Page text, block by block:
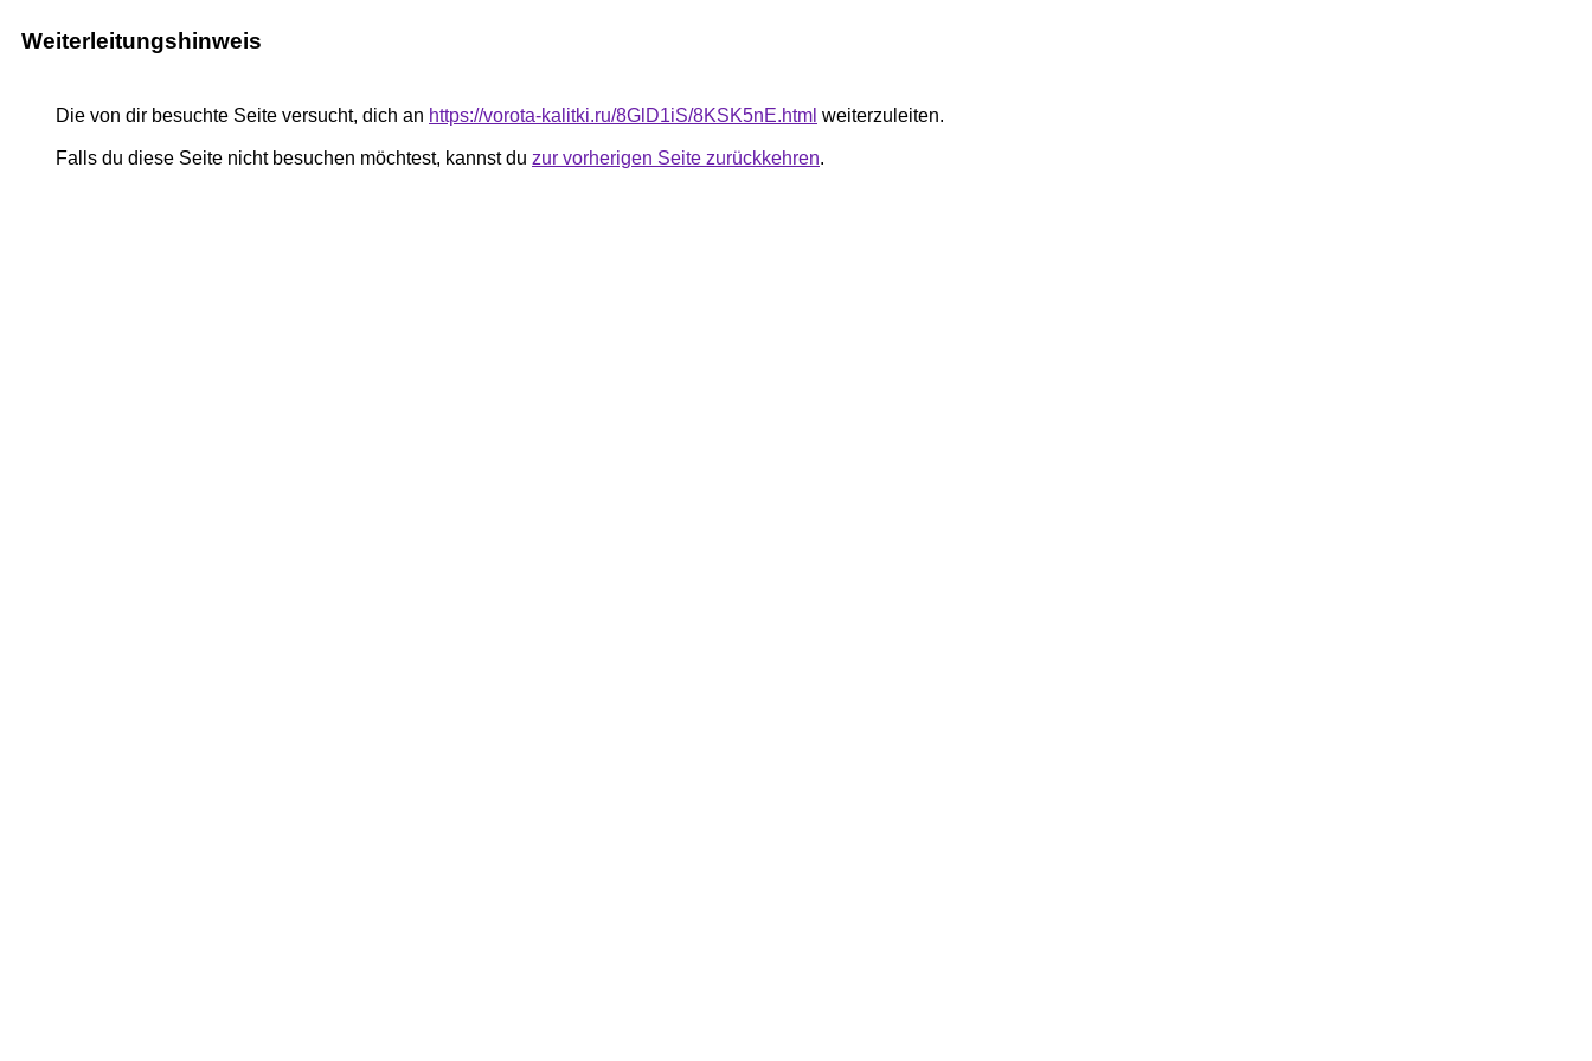
Weiterleitungshinweis
Die von dir besuchte Seite versucht, dich an https://vorota-kalitki.ru/8GlD1iS/8KSK5nE.html weiterzuleiten.
Falls du diese Seite nicht besuchen möchtest, kannst du zur vorherigen Seite zurückkehren.